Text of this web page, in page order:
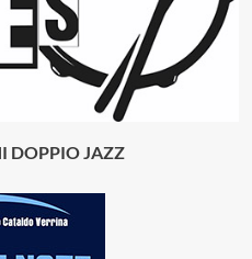
DOPPIO JAZZ